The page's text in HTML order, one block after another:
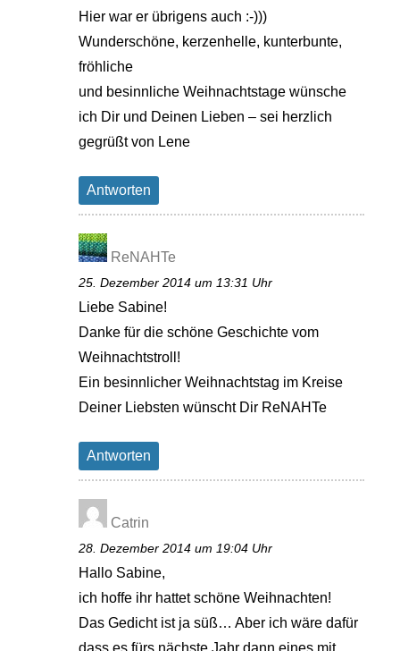
Hier war er übrigens auch :-)))
Wunderschöne, kerzenhelle, kunterbunte,
fröhliche
und besinnliche Weihnachtstage wünsche
ich Dir und Deinen Lieben – sei herzlich
gegrüßt von Lene
Antworten
ReNAHTe
25. Dezember 2014 um 13:31 Uhr
Liebe Sabine!
Danke für die schöne Geschichte vom
Weihnachtstroll!
Ein besinnlicher Weihnachtstag im Kreise
Deiner Liebsten wünscht Dir ReNAHTe
Antworten
Catrin
28. Dezember 2014 um 19:04 Uhr
Hallo Sabine,
ich hoffe ihr hattet schöne Weihnachten!
Das Gedicht ist ja süß… Aber ich wäre dafür
dass es fürs nächste Jahr dann eines mit